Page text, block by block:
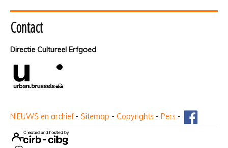
Contact
Directie Cultureel Erfgoed
NIEUWS en archief - Sitemap - Copyrights - Pers -